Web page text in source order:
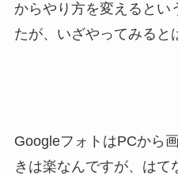
からやり方を変えるとい
たが、いざやってみると
GoogleフォトはPCから
きは楽なんですが、はて